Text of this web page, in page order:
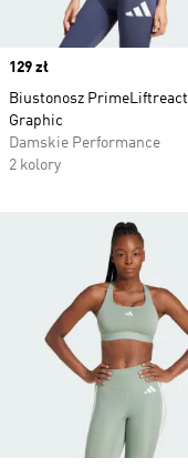
Price
129 zł
Biustonosz PrimeLiftreact
Graphic
Damskie Performance
2 kolory